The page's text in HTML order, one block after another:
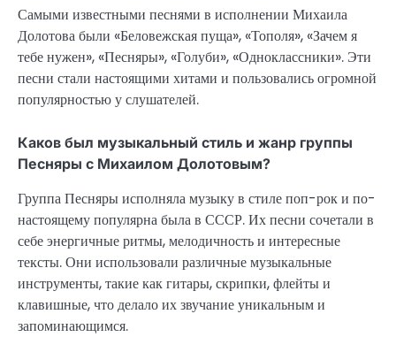
Самыми известными песнями в исполнении Михаила
Долотова были «Беловежская пуща», «Тополя», «Зачем я
тебе нужен», «Песняры», «Голуби», «Одноклассники». Эти
песни стали настоящими хитами и пользовались огромной
популярностью у слушателей.
Каков был музыкальный стиль и жанр группы
Песняры с Михаилом Долотовым?
Группа Песняры исполняла музыку в стиле поп-рок и по-
настоящему популярна была в СССР. Их песни сочетали в
себе энергичные ритмы, мелодичность и интересные
тексты. Они использовали различные музыкальные
инструменты, такие как гитары, скрипки, флейты и
клавишные, что делало их звучание уникальным и
запоминающимся.